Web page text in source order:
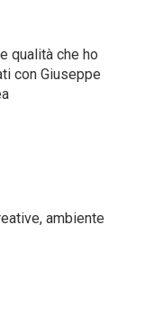
qua­li­tà che ho
con Giu­sep­pe
ambien­te